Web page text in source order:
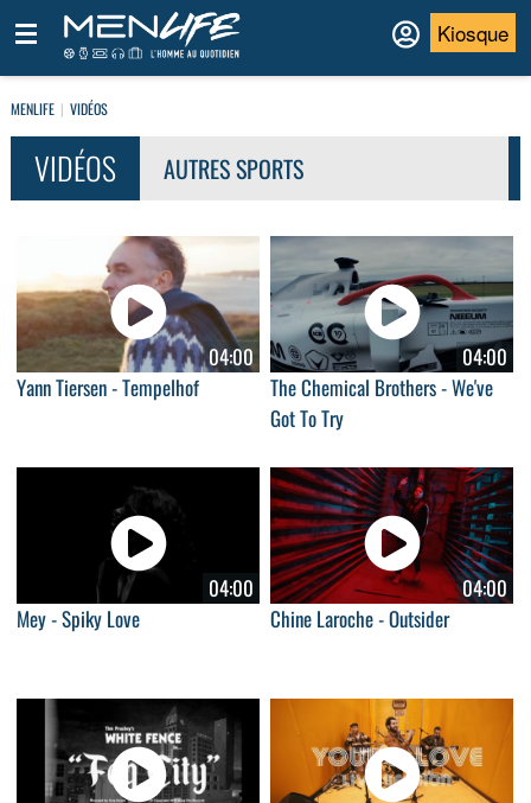
Kiosque
MENLIFE VIDÉOS
VIDÉOS AUTRES SPORTS
04:00
Yann Tiersen - Tempelhof
04:00
The Chemical Brothers - We've
Got To Try
04:00
Mey - Spiky Love
04:00
Chine Laroche - Outsider